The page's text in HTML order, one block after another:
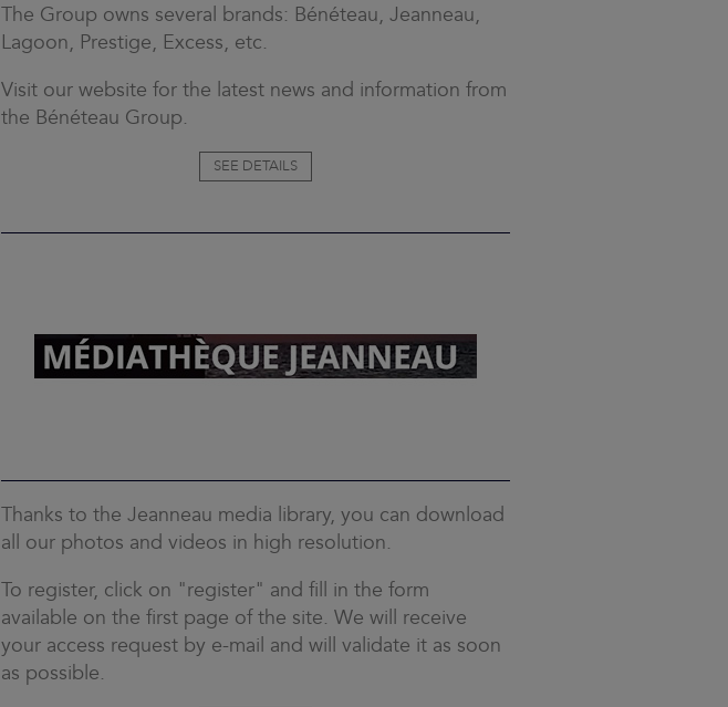
The Group owns several brands: Bénéteau, Jeanneau,
Lagoon, Prestige, Excess, etc.
Visit our website for the latest news and information from
the Bénéteau Group.
SEE DETAILS
Thanks to the Jeanneau media library, you can download
all our photos and videos in high resolution.
To register, click on "register" and fill in the form
available on the first page of the site. We will receive
your access request by e-mail and will validate it as soon
as possible.